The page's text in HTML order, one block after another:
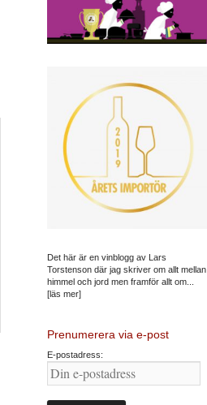
Det här är en vinblogg av Lars
Torstenson där jag skriver om allt mellan
himmel och jord men framför allt om...
[läs mer]
Prenumerera via e-post
E-postadress: